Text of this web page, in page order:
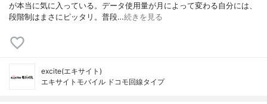
が本当に気に入っている。データ使用量が月によって変わる自分には、
段階制はまさにピッタリ。普段…続きを見る
excite(エキサイト)
エキサイトモバイル ドコモ回線タイプ